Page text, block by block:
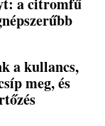
a kullancs,
meg, és